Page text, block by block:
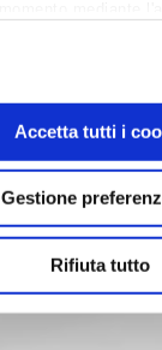
Accetta tutti i
Gestione
Rifiuta tutto
ADIGE